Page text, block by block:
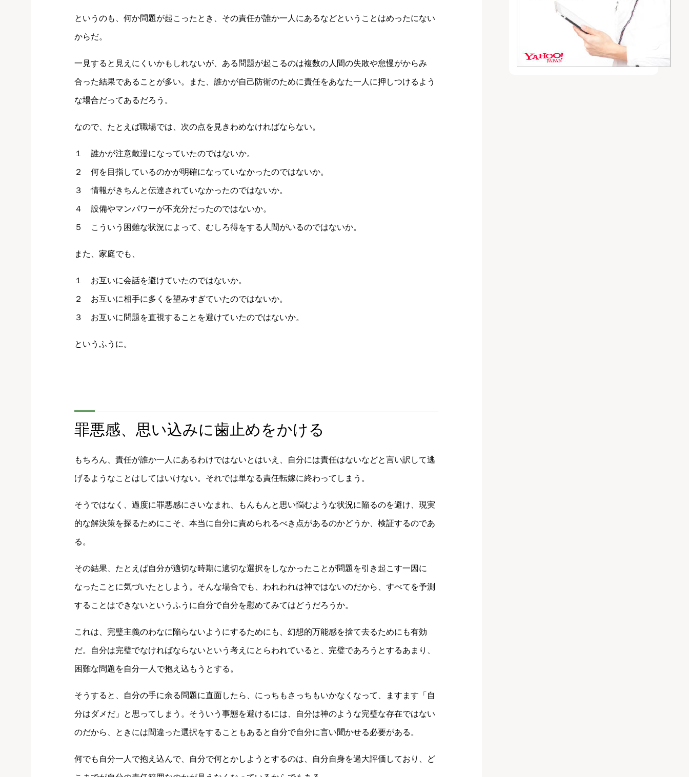
というのも、何か問題が起こったとき、その責任が誰か一人にあるなどということはめったにない
からだ。
一見すると見えにくいかもしれないが、ある問題が起こるのは複数の人間の失敗や怠慢がからみ
合った結果であることが多い。また、誰かが自己防衛のために責任をあなた一人に押しつけるよう
な場合だってあるだろう。
なので、たとえば職場では、次の点を見きわめなければならない。
１ 誰かが注意散漫になっていたのではないか。
２ 何を目指しているのかが明確になっていなかったのではないか。
３ 情報がきちんと伝達されていなかったのではないか。
４ 設備やマンパワーが不充分だったのではないか。
５ こういう困難な状況によって、むしろ得をする人間がいるのではないか。
また、家庭でも、
１ お互いに会話を避けていたのではないか。
２ お互いに相手に多くを望みすぎていたのではないか。
３ お互いに問題を直視することを避けていたのではないか。
というふうに。
罪悪感、思い込みに歯止めをかける
もちろん、責任が誰か一人にあるわけではないとはいえ、自分には責任はないなどと言い訳して逃
げるようなことはしてはいけない。それでは単なる責任転嫁に終わってしまう。
そうではなく、過度に罪悪感にさいなまれ、もんもんと思い悩むような状況に陥るのを避け、現実
的な解決策を探るためにこそ、本当に自分に責められるべき点があるのかどうか、検証するのであ
る。
その結果、たとえば自分が適切な時期に適切な選択をしなかったことが問題を引き起こす一因に
なったことに気づいたとしよう。そんな場合でも、われわれは神ではないのだから、すべてを予測
することはできないというふうに自分で自分を慰めてみてはどうだろうか。
これは、完璧主義のわなに陥らないようにするためにも、幻想的万能感を捨て去るためにも有効
だ。自分は完璧でなければならないという考えにとらわれていると、完璧であろうとするあまり、
困難な問題を自分一人で抱え込もうとする。
そうすると、自分の手に余る問題に直面したら、にっちもさっちもいかなくなって、ますます「自
分はダメだ」と思ってしまう。そういう事態を避けるには、自分は神のような完璧な存在ではない
のだから、ときには間違った選択をすることもあると自分で自分に言い聞かせる必要がある。
何でも自分一人で抱え込んで、自分で何とかしようとするのは、自分自身を過大評価しており、ど